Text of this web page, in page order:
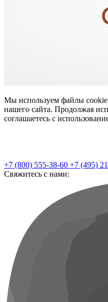
Мы используем файлы
нашего сайта. Продолжая
соглашаетесь с
+7 (800) 555-38-60 +7 (495)
Свяжитесь с нами: